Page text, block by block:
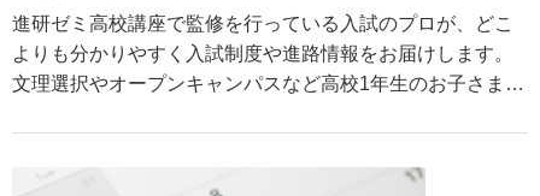
進研ゼミ高校講座で監修を行っている入試のプロが、どこ
よりも分かりやすく入試制度や進路情報をお届けします。
文理選択やオープンキャンパスなど高校1年生のお子さまを